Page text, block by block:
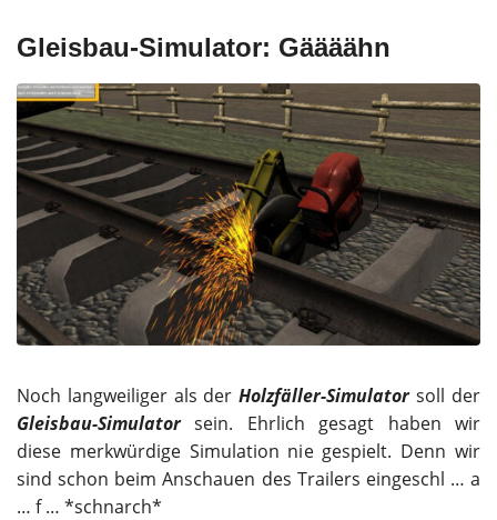
Gleisbau-Simulator: Gäääähn
Noch langweiliger als derHolzfäller-Simulatorsoll der
Gleisbau-Simulatorsein. Ehrlich gesagt haben wir
diese merkwürdige Simulation nie gespielt. Denn wir
sind schon beim Anschauen des Trailers eingeschl … a
… f … *schnarch*